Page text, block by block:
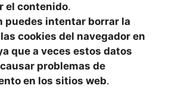
el contenido.
puedes intentar borrar la
⁣cookies‍ del navegador en
que⁣ a veces⁤ estos datos
problemas de
en ⁤los sitios web.